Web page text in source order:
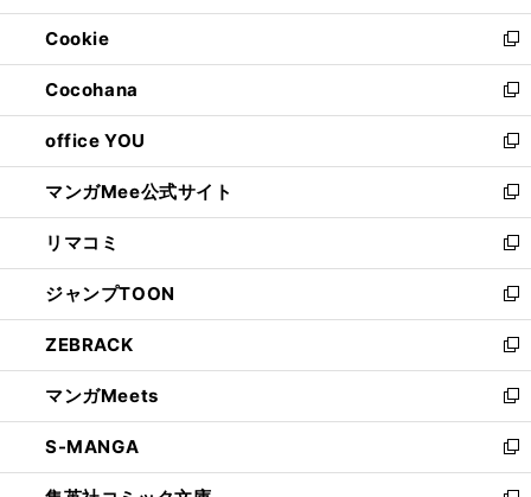
開
く
ウ
で
開
く
ン
ド
ウ
で
開
く
ウ
ィ
ン
ド
ウ
で
開
く
Cookie
新
し
い
ウ
ィ
ン
ド
ウ
で
開
く
Cocohana
新
し
い
ウ
ィ
ン
ド
ウ
で
開
く
office YOU
新
し
い
ウ
ィ
ン
ド
ウ
で
開
く
マンガMee公式サイト
新
し
い
ウ
ィ
ン
ド
ウ
で
開
く
リマコミ
新
し
い
ウ
ィ
ン
ド
ウ
で
開
ジャンプTOON
新
し
い
ウ
ィ
ン
ド
ウ
ZEBRACK
新
し
い
ウ
ィ
ン
マンガMeets
新
し
い
ウ
S-MANGA
新
し